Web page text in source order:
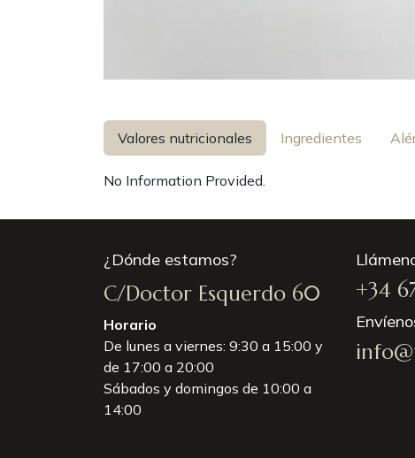
Valores nutricionales Ingredientes
No Information Provided.
¿Dónde estamos?
C/Doctor Esquerdo 60
Horario
De lunes a viernes: 9:30 a 15:00 y
de 17:00 a 20:00
Sábados y domingos de 10:00 a
14:00
+34